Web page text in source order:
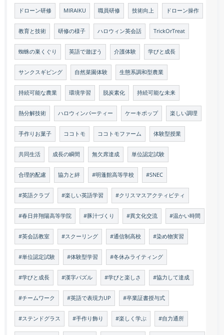
ドローン研修 MIRAIKU 職員研修 技術向上 ドローン操作
教育と技術 研修の様子 ハロウィン英会話 TrickOrTreat
蜘蛛の巣くぐり 英語で遊ぼう 介護体験 学びと成長
サンクスギビング 自然菜園体験 生態系調和型農業
持続可能な農業 環境学習 脱炭素化 持続可能な未来
熱分解技術 ハロウィンパーティー ケーキポップ 楽しい調理
手作りお菓子 ココトモ ココトモファーム 体験型授業
共同生活 成長の瞬間 無欠席達成 単位認定試験
合理的配慮 協力と絆 #明蓬館高等学校 #SNEC
#英語クラブ #楽しい英語学習 #クリスマスアクティビティ
#春日井翔陽高等学院 #豚汁づくり #異文化交流 #温かい時間
#英会話教室 #スクーリング #通信制高校 #染め物実習
#単位認定試験 #体験型学習 #冬休みライティング
#学びと成長 #漢字パズル #学びと楽しさ #協力して達成
#チームワーク #英語で表現力UP #卒業証書授与式
#ステンドグラス #手作り飾り #楽しく学ぶ #自力通所